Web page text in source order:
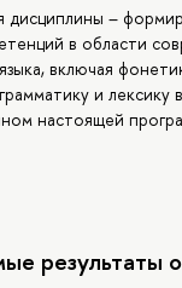
дисциплины –
в области
включая
и лексику
настоящей
результаты